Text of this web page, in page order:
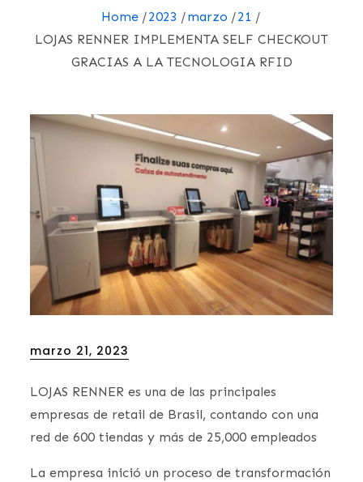
Home 2023 marzo
21
LOJAS RENNER IMPLEMENTA SELF CHECKOUT
GRACIAS A LA TECNOLOGIA RFID
Posted
marzo 21, 2023
LOJAS RENNER es una de las principales
empresas de retail de Brasil, contando con una
red de 600 tiendas y más de 25,000 empleados
La empresa inició un proceso de transformación